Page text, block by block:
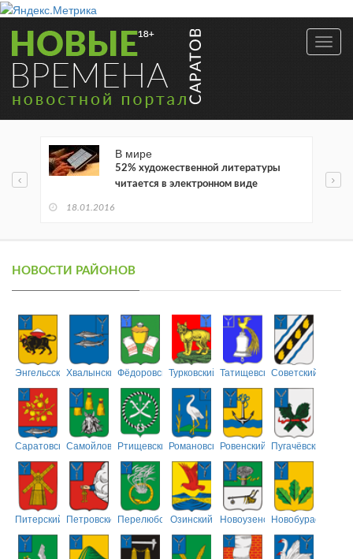
В мире
52% художественной литературы
читается в электронном виде
18.01.2016
НОВОСТИ РАЙОНОВ
ЭнгельсскийХвалынскийФёдоровскийТурковский ТатищевскийСоветский
СаратовскийСамойловскийРтищевскийРомановскийРовенский Пугачёвский
Питерский ПетровскийПерелюбскийОзинский НовоузенскийНовобурасский